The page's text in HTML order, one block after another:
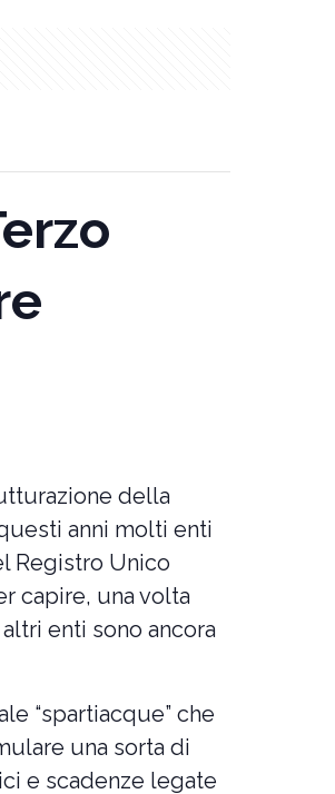
della
anni molti enti
Registro Unico
capire, una volta
enti sono ancora
“spartiacque” che
una sorta di
e scadenze legate